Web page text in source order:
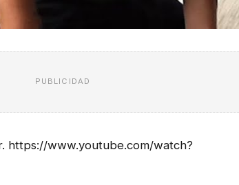
PUBLICIDAD
https://www.youtube.com/watch?